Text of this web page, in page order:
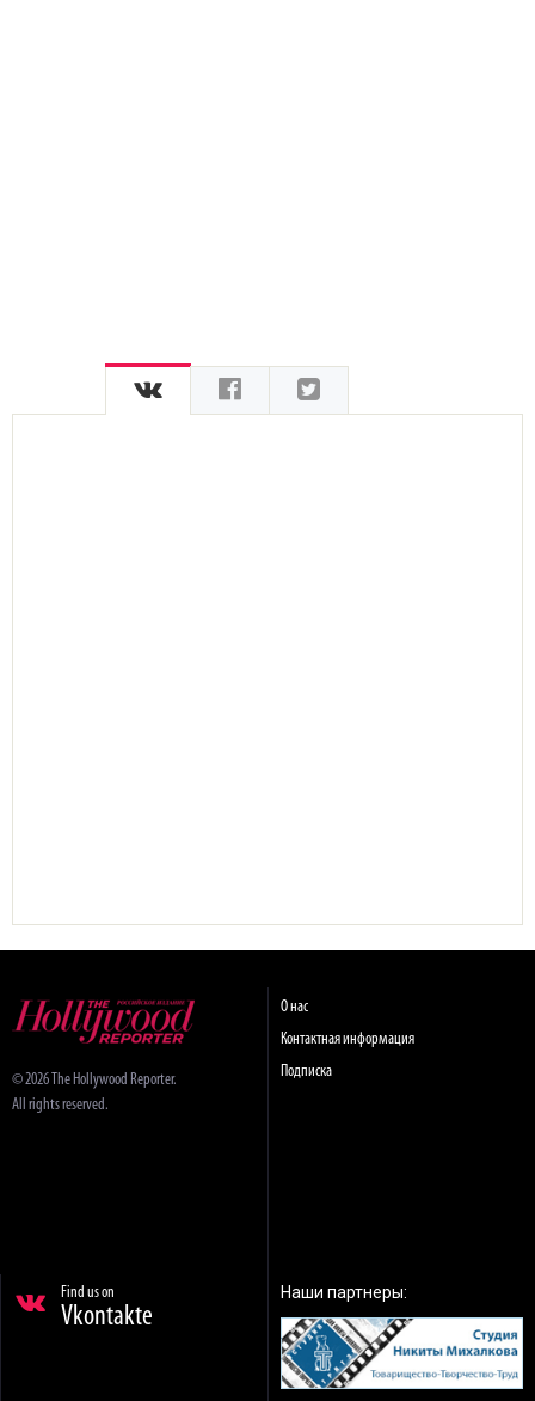
© 2026 The Hollywood Reporter.
All rights reserved.
О нас
Контактная информация
Подписка
Find us on
Vkontakte
Наши партнеры: